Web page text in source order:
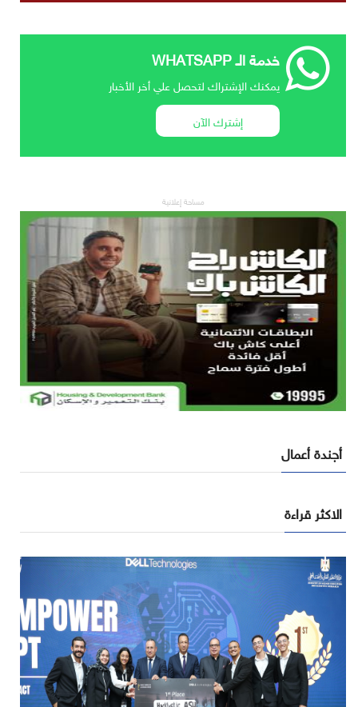
خدمة الـ WHATSAPP
يمكنك الإشتراك لتحصل علي أخر الأخبار
إشترك الآن
مساحة إعلانية
أجندة أعمال
الاكثر قراءة